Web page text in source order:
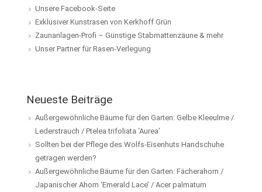
Unsere Facebook-Seite
Exklusiver Kunstrasen von Kerkhoff Grün
Zaunanlagen-Profi – Günstige Stabmattenzäune & mehr
Unser Partner für Rasen-Verlegung
Neueste Beiträge
Außergewöhnliche Bäume für den Garten: Gelbe Kleeulme /
Lederstrauch / Ptelea trifoliata ‘Aurea’
Sollten bei der Pflege des Wolfs-Eisenhuts Handschuhe
getragen werden?
Außergewöhnliche Bäume für den Garten: Fächerahorn /
Japanischer Ahorn ‘Emerald Lace’ / Acer palmatum